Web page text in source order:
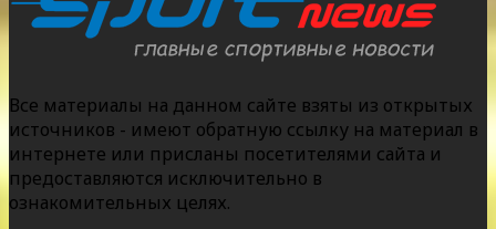
Все материалы на данном сайте взяты из открытых
источников - имеют обратную ссылку на материал в
интернете или присланы посетителями сайта и
предоставляются исключительно в
ознакомительных целях.